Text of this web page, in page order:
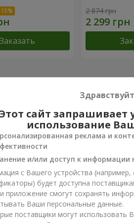
Заказать
2 874 грн
«Выбор страны»
2026 год
о товаре 5из5
25.01.2022
дважды. Цветы шикарные!! Сервис
Этот сайт запрашивает
использование
реклама и
и/или доступ к информации
с Вашего устройства
будет доступна
приложение смогут сохранять
Ваши персональные данные.
поставщики могут использовать